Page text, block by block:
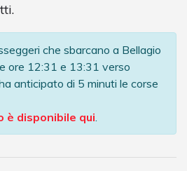
che sbarcano a Bellagio
ore 12:31 e 13:31 verso
anticipato di 5 minuti le corse
è disponibile qui